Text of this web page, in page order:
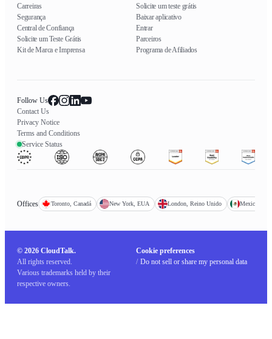
Carreiras
Segurança
Central de Confiança
Solicite um Teste Grátis
Kit de Marca e Imprensa
Solicite um teste grátis
Baixar aplicativo
Entrar
Parceiros
Programa de Afiliados
Follow Us
Contact Us
Privacy Notice
Terms and Conditions
Service Status
Offices Toronto, Canadá New York, EUA London, Reino Unido Mexico
© 2026 CloudTalk.
All rights reserved.
Various trademarks held by their
respective owners.
Cookie preferences
/ Do not sell or share my personal data